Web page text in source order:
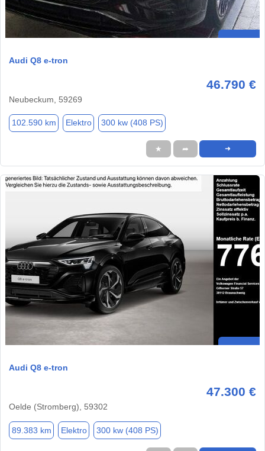
Audi Q8 e-tron
46.790 €
Neubeckum, 59269
102.590 km Elektro 300 kw (408 PS)
★ ➦ ➜
Audi Q8 e-tron
47.300 €
Oelde (Stromberg), 59302
89.383 km Elektro 300 kw (408 PS)